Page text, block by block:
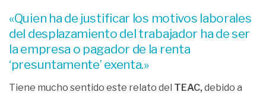
«Quien ha de justificar los motivos laborales
del desplazamiento del trabajador ha de ser
la empresa o pagador de la renta
‘presuntamente’ exenta.»
Tiene mucho sentido este relato del TEAC, debido a